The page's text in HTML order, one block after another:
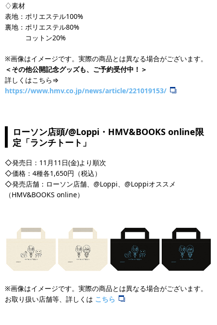
♢素材
表地：ポリエステル100%
裏地：ポリエステル80%
コットン20%
※画像はイメージです。実際の商品とは異なる場合がございます。
＜その他公開記念グッズも、ご予約受付中！＞
詳しくはこちら⇒
https://www.hmv.co.jp/news/article/221019153/
ローソン店頭/@Loppi・HMV&BOOKS online限
定「ランチトート」
◇発売日：11月11日(金)より順次
◇価格：4種各1,650円（税込）
◇発売店舗：ローソン店舗、@Loppi、@Loppiオススメ
（HMV&BOOKS online）
※画像はイメージです。実際の商品とは異なる場合がございます。
お取り扱い店舗等、詳しくは こちら